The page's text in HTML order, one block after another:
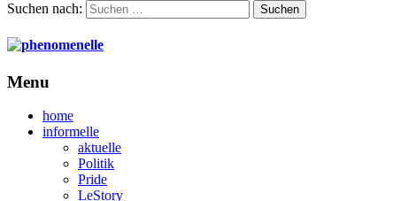
Suchen nach:
Menu
home
informelle
aktuelle
Politik
Pride
LeStory